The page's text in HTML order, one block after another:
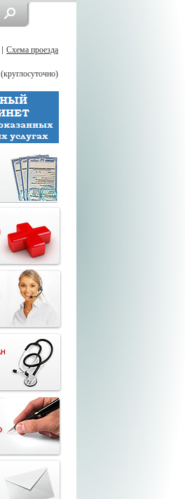
Схема проезда
(круглосуточно)